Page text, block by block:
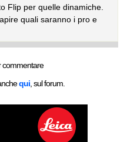
Flip per quelle dinamiche.
quali saranno i pro e
commentare
qui , sul forum.